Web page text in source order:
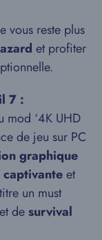
vous reste plus
et profiter
7 :
mod ‘4K UHD
de jeu sur PC
graphique
et
un must
desurvival